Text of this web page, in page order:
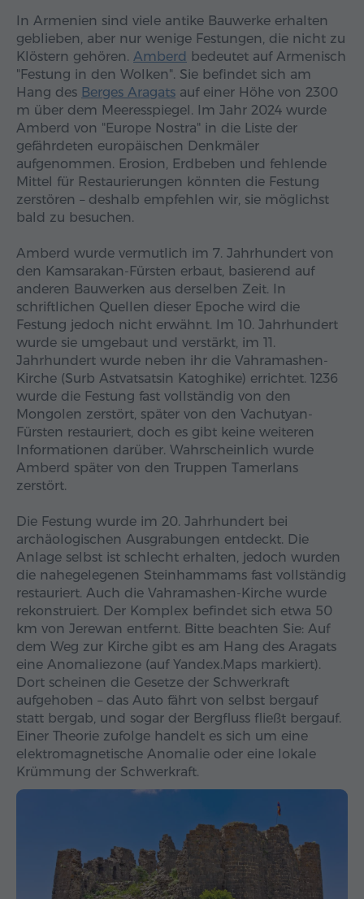
In Armenien sind viele antike Bauwerke erhalten
geblieben, aber nur wenige Festungen, die nicht zu
Klöstern gehören. Amberd bedeutet auf Armenisch
"Festung in den Wolken". Sie befindet sich am
Hang des Berges Aragats auf einer Höhe von 2300
m über dem Meeresspiegel. Im Jahr 2024 wurde
Amberd von "Europe Nostra" in die Liste der
gefährdeten europäischen Denkmäler
aufgenommen. Erosion, Erdbeben und fehlende
Mittel für Restaurierungen könnten die Festung
zerstören – deshalb empfehlen wir, sie möglichst
bald zu besuchen.
Amberd wurde vermutlich im 7. Jahrhundert von
den Kamsarakan-Fürsten erbaut, basierend auf
anderen Bauwerken aus derselben Zeit. In
schriftlichen Quellen dieser Epoche wird die
Festung jedoch nicht erwähnt. Im 10. Jahrhundert
wurde sie umgebaut und verstärkt, im 11.
Jahrhundert wurde neben ihr die Vahramashen-
Kirche (Surb Astvatsatsin Katoghike) errichtet. 1236
wurde die Festung fast vollständig von den
Mongolen zerstört, später von den Vachutyan-
Fürsten restauriert, doch es gibt keine weiteren
Informationen darüber. Wahrscheinlich wurde
Amberd später von den Truppen Tamerlans
zerstört.
Die Festung wurde im 20. Jahrhundert bei
archäologischen Ausgrabungen entdeckt. Die
Anlage selbst ist schlecht erhalten, jedoch wurden
die nahegelegenen Steinhammams fast vollständig
restauriert. Auch die Vahramashen-Kirche wurde
rekonstruiert. Der Komplex befindet sich etwa 50
km von Jerewan entfernt. Bitte beachten Sie: Auf
dem Weg zur Kirche gibt es am Hang des Aragats
eine Anomaliezone (auf Yandex.Maps markiert).
Dort scheinen die Gesetze der Schwerkraft
aufgehoben – das Auto fährt von selbst bergauf
statt bergab, und sogar der Bergfluss fließt bergauf.
Einer Theorie zufolge handelt es sich um eine
elektromagnetische Anomalie oder eine lokale
Krümmung der Schwerkraft.